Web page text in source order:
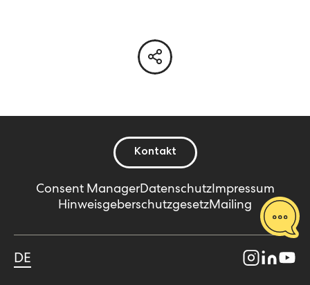
Consent ManagerDatenschutzImpressum
HinweisgeberschutzgesetzMailing
Kontakt
DE